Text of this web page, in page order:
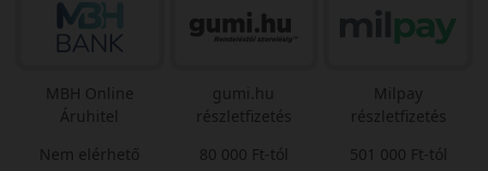
MBH Online
Áruhitel
Nem elérhető
gumi.hu
részletfizetés
80 000 Ft-tól
Milpay
részletfizetés
501 000 Ft-tól